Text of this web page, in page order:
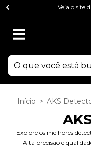
Veja o site
Início > AKS
Explore os melhores
Alta precisão e